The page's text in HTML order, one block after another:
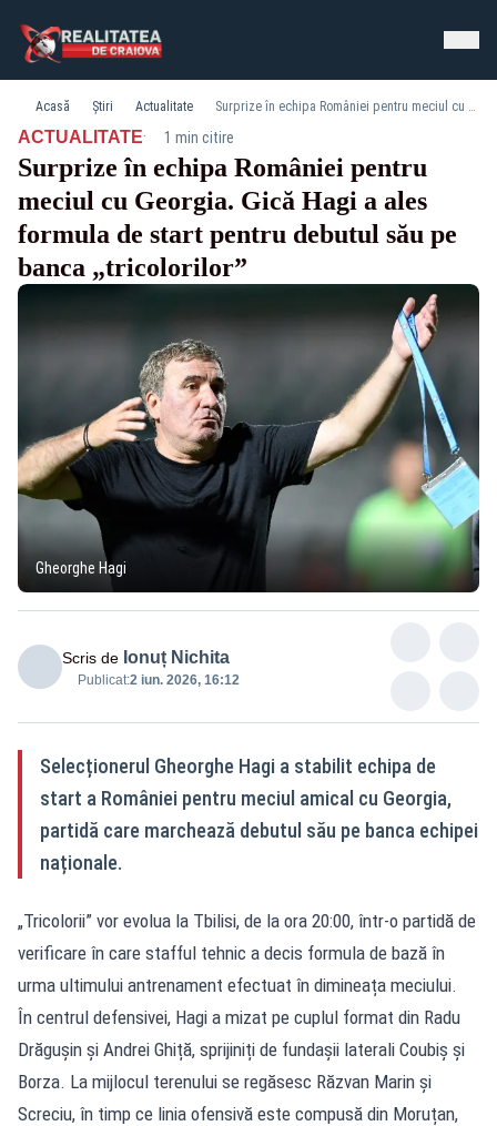
Acasă Știri Actualitate Surprize în echipa României pentru meciul cu Georgia. Gică Hagi a ales formula de start pentru debutul său pe banca „tricolorilor”
ACTUALITATE· 1 min citire
Surprize în echipa României pentru
meciul cu Georgia. Gică Hagi a ales
formula de start pentru debutul său pe
banca „tricolorilor”
Gheorghe Hagi
Scris de Ionuț Nichita
Publicat:2 iun. 2026, 16:12
Selecționerul Gheorghe Hagi a stabilit echipa de
start a României pentru meciul amical cu Georgia,
partidă care marchează debutul său pe banca echipei
naționale.
„Tricolorii” vor evolua la Tbilisi, de la ora 20:00, într-o partidă de
verificare în care stafful tehnic a decis formula de bază în
urma ultimului antrenament efectuat în dimineața meciului.
În centrul defensivei, Hagi a mizat pe cuplul format din Radu
Drăgușin și Andrei Ghiță, sprijiniți de fundașii laterali Coubiș și
Borza. La mijlocul terenului se regăsesc Răzvan Marin și
Screciu, în timp ce linia ofensivă este compusă din Moruțan,